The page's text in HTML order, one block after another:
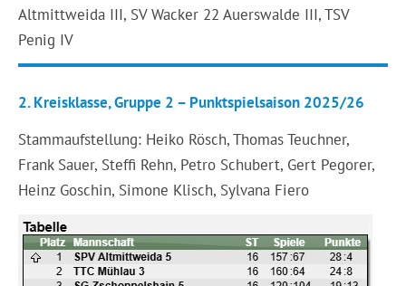
Altmittweida III, SV Wacker 22 Auerswalde III, TSV
Penig IV
2. Kreisklasse, Gruppe 2 – Punktspielsaison 2025/26
Stammaufstellung: Heiko Rösch, Thomas Teuchner,
Frank Sauer, Steffi Rehn, Petro Schubert, Gert Pegorer,
Heinz Goschin, Simone Klisch, Sylvana Fiero